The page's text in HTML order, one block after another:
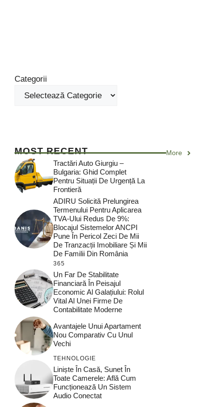
Categorii
MOST RECENT More
Tractări Auto Giurgiu –
Bulgaria: Ghid Complet
Pentru Situații De Urgență La
Frontieră
ADIRU Solicită Prelungirea
Termenului Pentru Aplicarea
TVA-Ului Redus De 9%:
Blocajul Sistemelor ANCPI
Pune În Pericol Zeci De Mii
De Tranzacții Imobiliare Și Mii
De Familii Din România
365
Un Far De Stabilitate
Financiară În Peisajul
Economic Al Galațiului: Rolul
Vital Al Unei Firme De
Contabilitate Moderne
Avantajele Unui Apartament
Nou Comparativ Cu Unul
Vechi
TEHNOLOGIE
Liniște În Casă, Sunet În
Toate Camerele: Află Cum
Funcționează Un Sistem
Audio Conectat